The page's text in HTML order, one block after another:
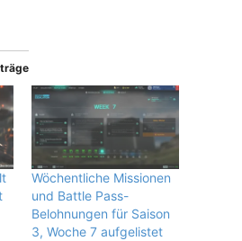
Wöchentliche Missionen
und Battle Pass-
Belohnungen für Saison
3, Woche 7 aufgelistet